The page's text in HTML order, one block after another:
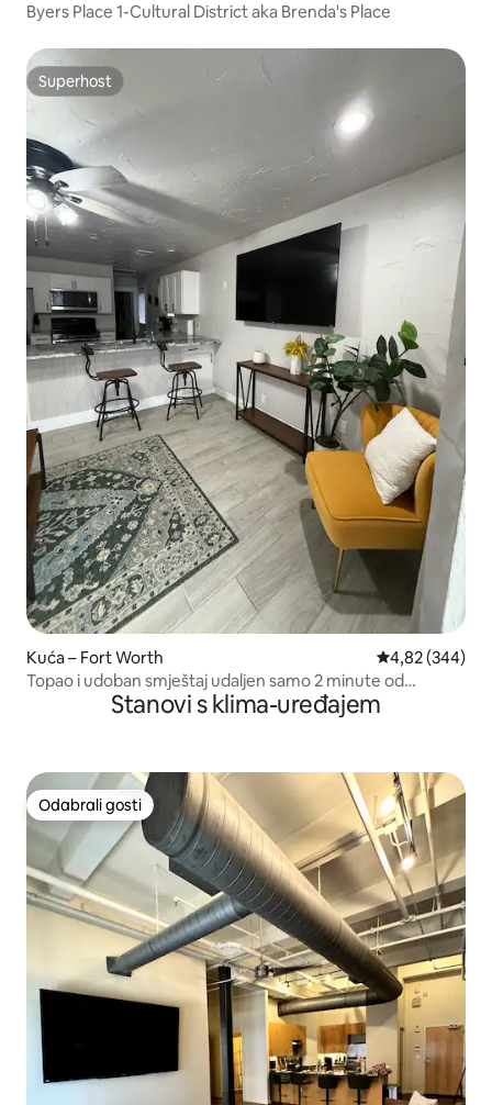
Byers Place 1-Cultural District aka Brenda's Place
Superhost
Superhost
Kuća – Fort Worth Prosječna
4,82 (344)
Topao i udoban smještaj udaljen samo 2 minute od
Stanovi s klima-uređajem
Odabrali gosti
Odabrali gosti